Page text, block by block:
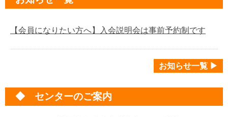
【会員になりたい方へ】入会説明会は事前予約制です
お知らせ一覧 ▶
◆ センターのご案内